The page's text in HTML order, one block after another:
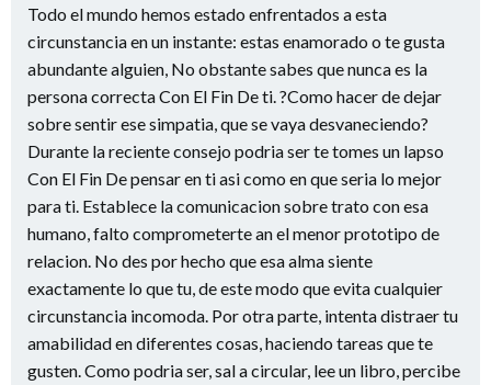
Todo el mundo hemos estado enfrentados a esta
circunstancia en un instante: estas enamorado o te gusta
abundante alguien, No obstante sabes que nunca es la
persona correcta Con El Fin De ti. ?Como hacer de dejar
sobre sentir ese simpatia, que se vaya desvaneciendo?
Durante la reciente consejo podri­a ser te tomes un lapso
Con El Fin De pensar en ti asi­ como en que seri­a lo mejor
para ti. Establece la comunicacion sobre trato con esa
humano, falto comprometerte an el menor prototipo de
relacion. No des por hecho que esa alma siente
exactamente lo que tu, de este modo que evita cualquier
circunstancia incomoda. Por otra parte, intenta distraer tu
amabilidad en diferentes cosas, haciendo tareas que te
gusten. Como podri­a ser, sal a circular, lee un libro, percibe